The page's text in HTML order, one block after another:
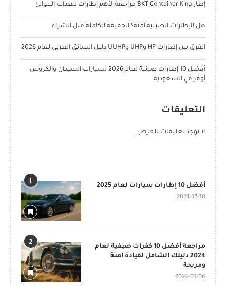
إطار BKT Container King مراجعة لأهم إطارات معدات الموانئ
هل الإطارات الصينية آمنة؟ الحقيقة الكاملة قبل الشراء
الفرق بين إطارات HP وUHP وUUHP دليل السائق العربي لعام 2026
أفضل 10 إطارات صينية لعام 2026 لسيارات السيدان والكروس
أوفر في السعودية
التعليقات
لا توجد تعليقات للعرض.
1
أفضل 10 إطارات سيارات لعام 2025
2024-12-10
2
مراجعة أفضل 10 كفرات صيفية لعام
2024 دليلك الشامل لقيادة آمنة
ومريحة
2024-01-06